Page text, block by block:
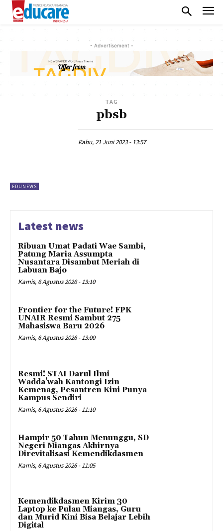
- Advertisement -
TAG
pbsb
EDUNEWS
Rabu, 21 Juni 2023 - 13:57
Latest news
Ribuan Umat Padati Wae Sambi,
Patung Maria Assumpta
Nusantara Disambut Meriah di
Labuan Bajo
Kamis, 6 Agustus 2026 - 13:10
Frontier for the Future! FPK
UNAIR Resmi Sambut 275
Mahasiswa Baru 2026
Kamis, 6 Agustus 2026 - 13:00
Resmi! STAI Darul Ilmi
Wadda’wah Kantongi Izin
Kemenag, Pesantren Kini Punya
Kampus Sendiri
Kamis, 6 Agustus 2026 - 11:10
Hampir 50 Tahun Menunggu, SD
Negeri Miangas Akhirnya
Direvitalisasi Kemendikdasmen
Kamis, 6 Agustus 2026 - 11:05
Kemendikdasmen Kirim 30
Laptop ke Pulau Miangas, Guru
dan Murid Kini Bisa Belajar Lebih
Digital